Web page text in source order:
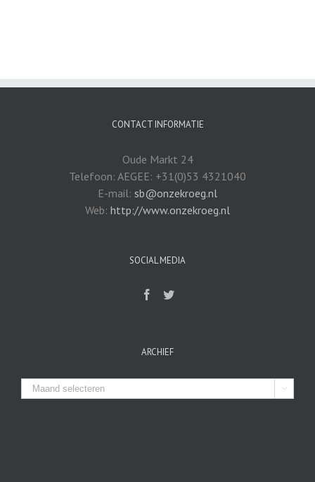
CONTACT INFORMATIE
Oude Markt 24
Telefoon: AEGEE: +31(0)53 4321040
E-mail: sb@onzekroeg.nl
Web: http://www.onzekroeg.nl
SOCIAL MEDIA
ARCHIEF
